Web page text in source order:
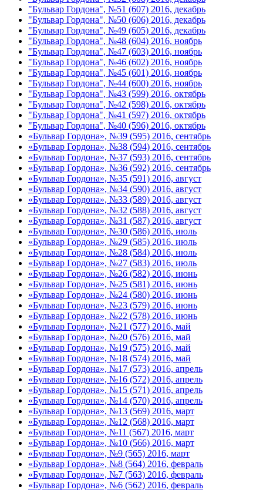
"Бульвар Гордона", №51 (607) 2016, декабрь
"Бульвар Гордона", №50 (606) 2016, декабрь
"Бульвар Гордона", №49 (605) 2016, декабрь
"Бульвар Гордона", №48 (604) 2016, ноябрь
"Бульвар Гордона", №47 (603) 2016, ноябрь
"Бульвар Гордона", №46 (602) 2016, ноябрь
"Бульвар Гордона", №45 (601) 2016, ноябрь
"Бульвар Гордона", №44 (600) 2016, ноябрь
"Бульвар Гордона", №43 (599) 2016, октябрь
"Бульвар Гордона", №42 (598) 2016, октябрь
"Бульвар Гордона", №41 (597) 2016, октябрь
"Бульвар Гордона", №40 (596) 2016, октябрь
«Бульвар Гордона», №39 (595) 2016, сентябрь
«Бульвар Гордона», №38 (594) 2016, сентябрь
«Бульвар Гордона», №37 (593) 2016, сентябрь
«Бульвар Гордона», №36 (592) 2016, сентябрь
«Бульвар Гордона», №35 (591) 2016, август
«Бульвар Гордона», №34 (590) 2016, август
«Бульвар Гордона», №33 (589) 2016, август
«Бульвар Гордона», №32 (588) 2016, август
«Бульвар Гордона», №31 (587) 2016, август
«Бульвар Гордона», №30 (586) 2016, июль
«Бульвар Гордона», №29 (585) 2016, июль
«Бульвар Гордона», №28 (584) 2016, июль
«Бульвар Гордона», №27 (583) 2016, июль
«Бульвар Гордона», №26 (582) 2016, июнь
«Бульвар Гордона», №25 (581) 2016, июнь
«Бульвар Гордона», №24 (580) 2016, июнь
«Бульвар Гордона», №23 (579) 2016, июнь
«Бульвар Гордона», №22 (578) 2016, июнь
«Бульвар Гордона», №21 (577) 2016, май
«Бульвар Гордона», №20 (576) 2016, май
«Бульвар Гордона», №19 (575) 2016, май
«Бульвар Гордона», №18 (574) 2016, май
«Бульвар Гордона», №17 (573) 2016, апрель
«Бульвар Гордона», №16 (572) 2016, апрель
«Бульвар Гордона», №15 (571) 2016, апрель
«Бульвар Гордона», №14 (570) 2016, апрель
«Бульвар Гордона», №13 (569) 2016, март
«Бульвар Гордона», №12 (568) 2016, март
«Бульвар Гордона», №11 (567) 2016, март
«Бульвар Гордона», №10 (566) 2016, март
«Бульвар Гордона», №9 (565) 2016, март
«Бульвар Гордона», №8 (564) 2016, февраль
«Бульвар Гордона», №7 (563) 2016, февраль
«Бульвар Гордона», №6 (562) 2016, февраль